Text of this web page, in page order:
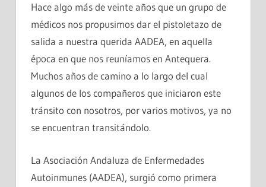
Hace algo más de veinte años que un grupo de
médicos nos propusimos dar el pistoletazo de
salida a nuestra querida AADEA, en aquella
época en que nos reuníamos en Antequera.
Muchos años de camino a lo largo del cual
algunos de los compañeros que iniciaron este
tránsito con nosotros, por varios motivos, ya no
se encuentran transitándolo.
La Asociación Andaluza de Enfermedades
Autoinmunes (AADEA), surgió como primera